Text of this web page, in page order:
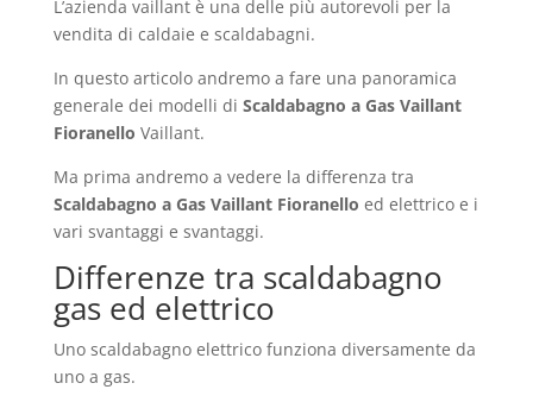
L’azienda vaillant è una delle più autorevoli per la
vendita di caldaie e scaldabagni.
In questo articolo andremo a fare una panoramica
generale dei modelli di Scaldabagno a Gas Vaillant
Fioranello Vaillant.
Ma prima andremo a vedere la differenza tra
Scaldabagno a Gas Vaillant Fioranello ed elettrico e i
vari svantaggi e svantaggi.
Differenze tra scaldabagno
gas ed elettrico
Uno scaldabagno elettrico funziona diversamente da
uno a gas.